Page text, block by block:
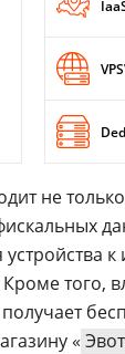
не
к
того,
«